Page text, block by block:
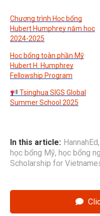
Chương trình Học bổng
Hubert Humphrey năm học
2024-2025
Học bổng toàn phần Mỹ
Hubert H. Humphrey
Fellowship Program
Tsinghua SIGS Global
Summer School 2025
In this article: HannahEd,
học bổng Mỹ, học bổng
Scholarship for